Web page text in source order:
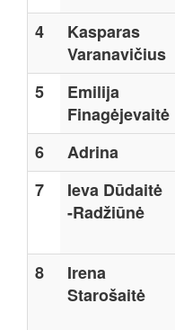
4
Kasparas
Varanavičius
5
Emilija
Finagėjevaitė
6 Adrina
7
Ieva Dūdaitė
-Radžiūnė
8
Irena
Starošaitė